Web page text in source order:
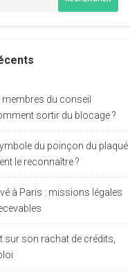
membres du conseil
sortir du blocage ?
du poinçon du plaqué
le reconnaître ?
à Paris : missions légales
sur son rachat de crédits,